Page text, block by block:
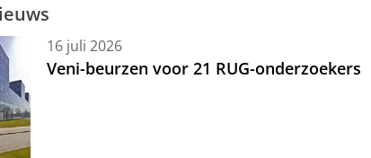
16 juli 2026
Veni-beurzen voor 21 RUG-onderzoekers